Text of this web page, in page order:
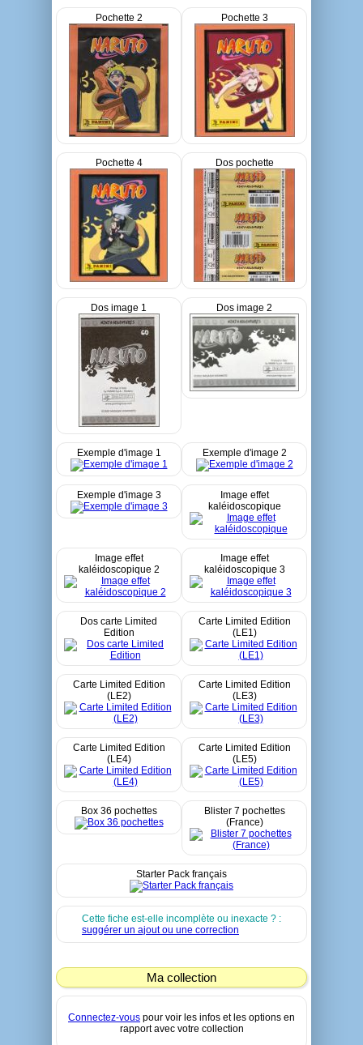
Pochette 2 Pochette 3
Pochette 4 Dos pochette
Dos image 1 Dos image 2
Exemple d'image 1 Exemple d'image 2
Exemple d'image 3
Image effet
kaléidoscopique
Image effet
kaléidoscopique 2
Image effet
kaléidoscopique 3
Dos carte Limited
Edition
Carte Limited Edition
(LE1)
Carte Limited Edition
(LE2)
Carte Limited Edition
(LE3)
Carte Limited Edition
(LE4)
Carte Limited Edition
(LE5)
Box 36 pochettes
Blister 7 pochettes
(France)
Starter Pack français
Cette fiche est-elle incomplète ou inexacte ? :
suggérer un ajout ou une correction
Ma collection
Connectez-vous pour voir les infos et les options en
rapport avec votre collection